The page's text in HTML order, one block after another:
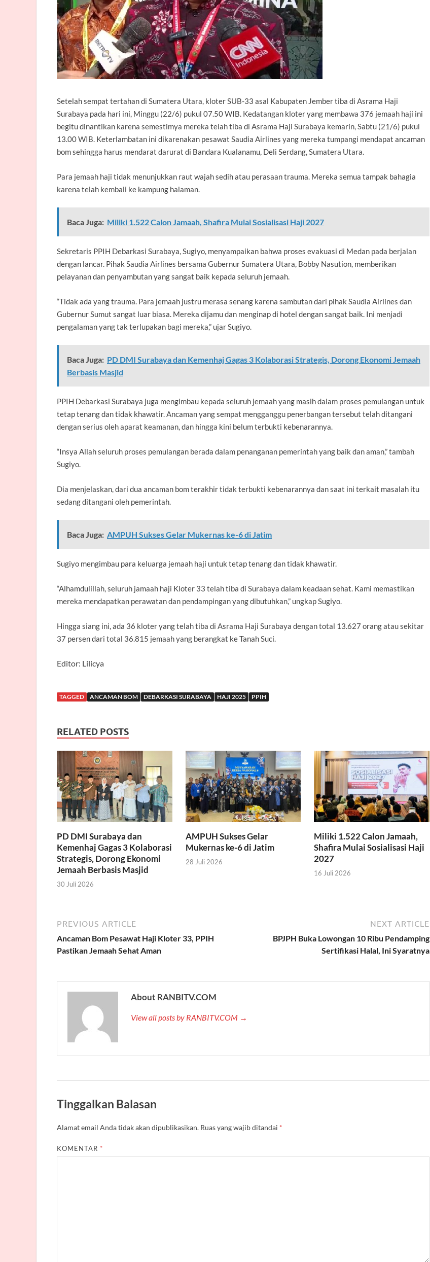
Setelah sempat tertahan di Sumatera Utara, kloter SUB-33 asal Kabupaten Jember tiba di Asrama Haji
Surabaya pada hari ini, Minggu (22/6) pukul 07.50 WIB. Kedatangan kloter yang membawa 376 jemaah haji ini
begitu dinantikan karena semestimya mereka telah tiba di Asrama Haji Surabaya kemarin, Sabtu (21/6) pukul
13.00 WIB. Keterlambatan ini dikarenakan pesawat Saudia Airlines yang mereka tumpangi mendapat ancaman
bom sehingga harus mendarat darurat di Bandara Kualanamu, Deli Serdang, Sumatera Utara.
Para jemaah haji tidak menunjukkan raut wajah sedih atau perasaan trauma. Mereka semua tampak bahagia
karena telah kembali ke kampung halaman.
Baca Juga: Miliki 1.522 Calon Jamaah, Shafira Mulai Sosialisasi Haji 2027
Sekretaris PPIH Debarkasi Surabaya, Sugiyo, menyampaikan bahwa proses evakuasi di Medan pada berjalan
dengan lancar. Pihak Saudia Airlines bersama Gubernur Sumatera Utara, Bobby Nasution, memberikan
pelayanan dan penyambutan yang sangat baik kepada seluruh jemaah.
“Tidak ada yang trauma. Para jemaah justru merasa senang karena sambutan dari pihak Saudia Airlines dan
Gubernur Sumut sangat luar biasa. Mereka dijamu dan menginap di hotel dengan sangat baik. Ini menjadi
pengalaman yang tak terlupakan bagi mereka,” ujar Sugiyo.
Baca Juga: PD DMI Surabaya dan Kemenhaj Gagas 3 Kolaborasi Strategis, Dorong Ekonomi Jemaah
Berbasis Masjid
PPIH Debarkasi Surabaya juga mengimbau kepada seluruh jemaah yang masih dalam proses pemulangan untuk
tetap tenang dan tidak khawatir. Ancaman yang sempat mengganggu penerbangan tersebut telah ditangani
dengan serius oleh aparat keamanan, dan hingga kini belum terbukti kebenarannya.
“Insya Allah seluruh proses pemulangan berada dalam penanganan pemerintah yang baik dan aman,” tambah
Sugiyo.
Dia menjelaskan, dari dua ancaman bom terakhir tidak terbukti kebenarannya dan saat ini terkait masalah itu
sedang ditangani oleh pemerintah.
Baca Juga: AMPUH Sukses Gelar Mukernas ke-6 di Jatim
Sugiyo mengimbau para keluarga jemaah haji untuk tetap tenang dan tidak khawatir.
“Alhamdulillah, seluruh jamaah haji Kloter 33 telah tiba di Surabaya dalam keadaan sehat. Kami memastikan
mereka mendapatkan perawatan dan pendampingan yang dibutuhkan,” ungkap Sugiyo.
Hingga siang ini, ada 36 kloter yang telah tiba di Asrama Haji Surabaya dengan total 13.627 orang atau sekitar
37 persen dari total 36.815 jemaah yang berangkat ke Tanah Suci.
Editor: Lilicya
TAGGED ANCAMAN BOM DEBARKASI SURABAYA HAJI 2025 PPIH
RELATED POSTS
PD DMI Surabaya dan
Kemenhaj Gagas 3 Kolaborasi
Strategis, Dorong Ekonomi
Jemaah Berbasis Masjid
30 Juli 2026
AMPUH Sukses Gelar
Mukernas ke-6 di Jatim
28 Juli 2026
Miliki 1.522 Calon Jamaah,
Shafira Mulai Sosialisasi Haji
2027
16 Juli 2026
PREVIOUS ARTICLE
Ancaman Bom Pesawat Haji Kloter 33, PPIH
Pastikan Jemaah Sehat Aman
NEXT ARTICLE
BPJPH Buka Lowongan 10 Ribu Pendamping
Sertifikasi Halal, Ini Syaratnya
About RANBITV.COM
View all posts by RANBITV.COM →
Tinggalkan Balasan
Alamat email Anda tidak akan dipublikasikan. Ruas yang wajib ditandai *
KOMENTAR *